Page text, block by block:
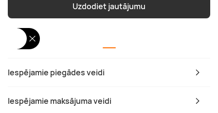
Iespējamie piegādes veidi
Iespējamie maksājuma veidi
Uzdodiet jautājumu